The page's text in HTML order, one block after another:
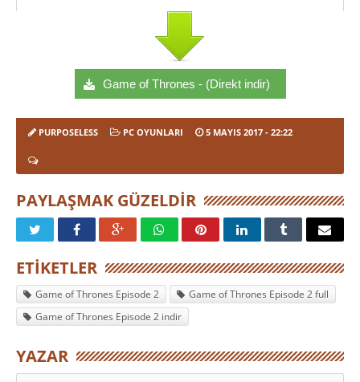
Game of Thrones - (Direkt indir)
PURPOSELESS PC OYUNLARI 5 MAYIS 2017 - 22:22
PAYLAŞMAK GÜZELDIR
ETIKETLER
Game of Thrones Episode 2
Game of Thrones Episode 2 full
Game of Thrones Episode 2 indir
YAZAR